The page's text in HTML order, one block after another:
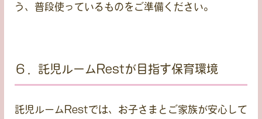
う、普段使っているものをご準備ください。
６．託児ルームRestが目指す保育環境
託児ルームRestでは、お子さまとご家族が安心して